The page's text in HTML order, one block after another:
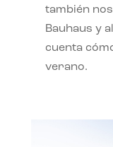
también
Bauhaus y
cuenta
verano.